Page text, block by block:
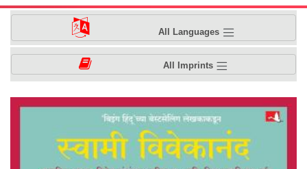
All Languages
All Imprints